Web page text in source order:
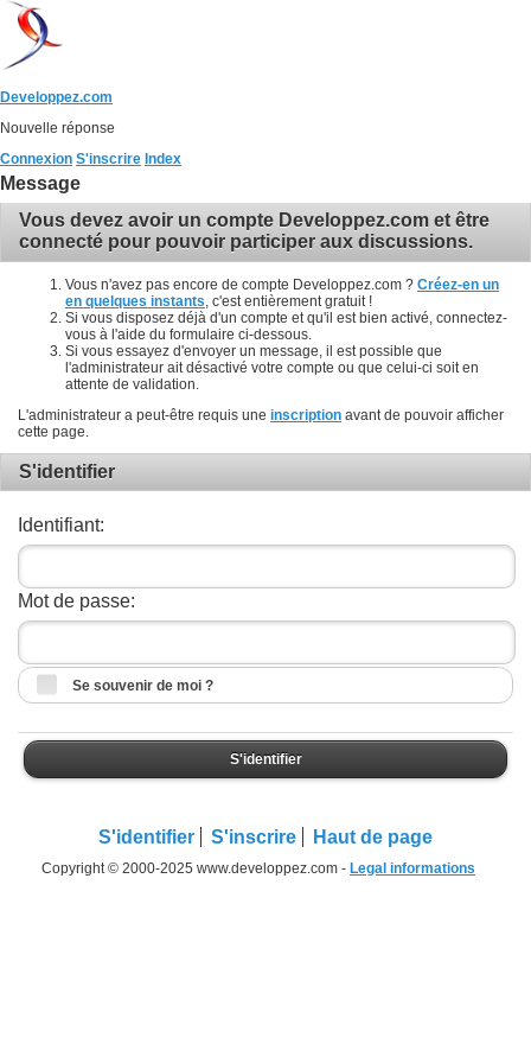
Developpez.com
Nouvelle réponse
Connexion S'inscrire Index
Message
Vous devez avoir un compte Developpez.com et être
connecté pour pouvoir participer aux discussions.
Vous n'avez pas encore de compte Developpez.com ? Créez-en un
en quelques instants , c'est entièrement gratuit !
Si vous disposez déjà d'un compte et qu'il est bien activé, connectez-
vous à l'aide du formulaire ci-dessous.
Si vous essayez d'envoyer un message, il est possible que
l'administrateur ait désactivé votre compte ou que celui-ci soit en
attente de validation.
L'administrateur a peut-être requis une inscription avant de pouvoir afficher
cette page.
S'identifier
Identifiant:
Mot de passe:
Se souvenir de moi ?
S'identifier
S'identifier S'inscrire Haut de page
Copyright © 2000-2025 www.developpez.com - Legal informations